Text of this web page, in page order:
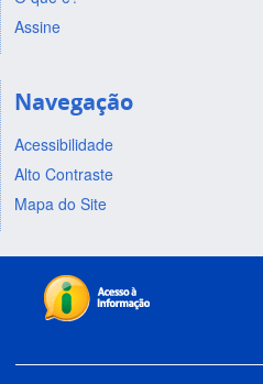
Assine
Navegação
Acessibilidade
Alto Contraste
Mapa do Site